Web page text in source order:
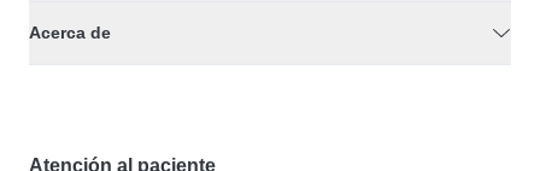
Acerca de
Atención al paciente